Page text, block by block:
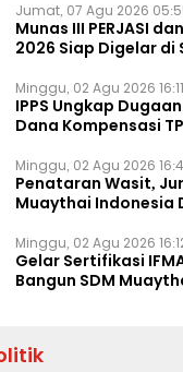
Jumat, 07 Agu 2026
Munas III PERJASI
2026 Siap Digelar di
Minggu, 02 Agu 2026
IPPS Ungkap
Dana Kompensasi
Minggu, 02 Agu 2026
Penataran Wasit,
Muaythai Indonesia
Minggu, 02 Agu 2026
Gelar Sertifikasi
Bangun SDM